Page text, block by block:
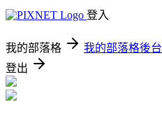
登入
我的部落格 我的部落格後台
登出